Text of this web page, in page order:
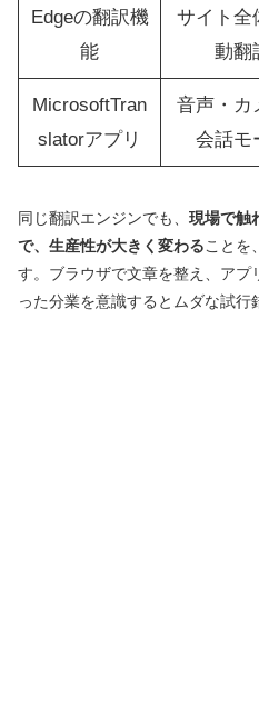
Edgeの翻訳機
能
サイト全
動翻
MicrosoftTran
slatorアプリ
音声・カ
会話モ
同じ翻訳エンジンでも、 現場で触
で、生産性が大きく変わることを
す。ブラウザで文章を整え、ア
った分業を意識するとムダな試行